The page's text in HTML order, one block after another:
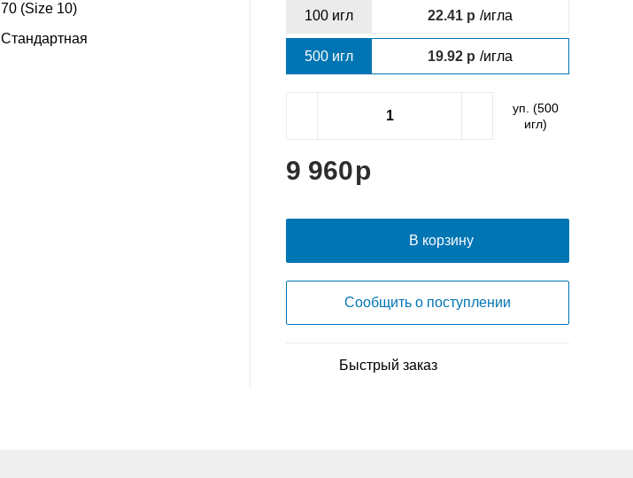
70 (Size 10)
Стандартная
100 игл 22.41 /игла
500 игл 19.92 /игла
уп. (500
игл)
9 960
В корзину
Сообщить о поступлении
Быстрый заказ